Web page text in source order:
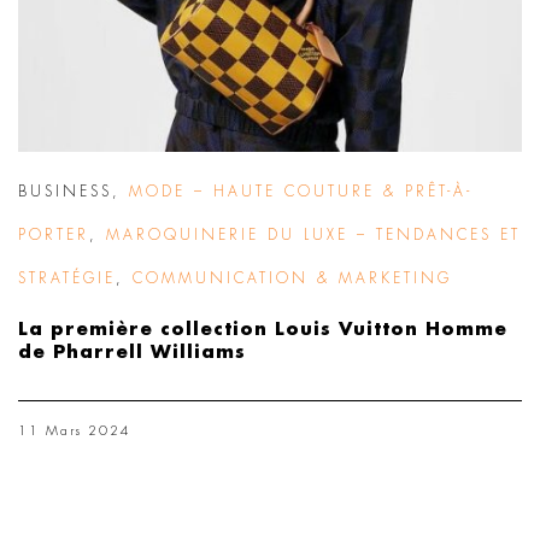
BUSINESS MODE – HAUTE COUTURE & PRÊT-À-
PORTER MAROQUINERIE DU LUXE – TENDANCES ET
STRATÉGIE COMMUNICATION & MARKETING
La première collection Louis Vuitton Homme
de Pharrell Williams
11 Mars 2024